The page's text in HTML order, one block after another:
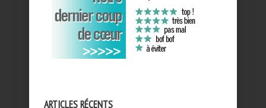
ARTICLES RÉCENTS